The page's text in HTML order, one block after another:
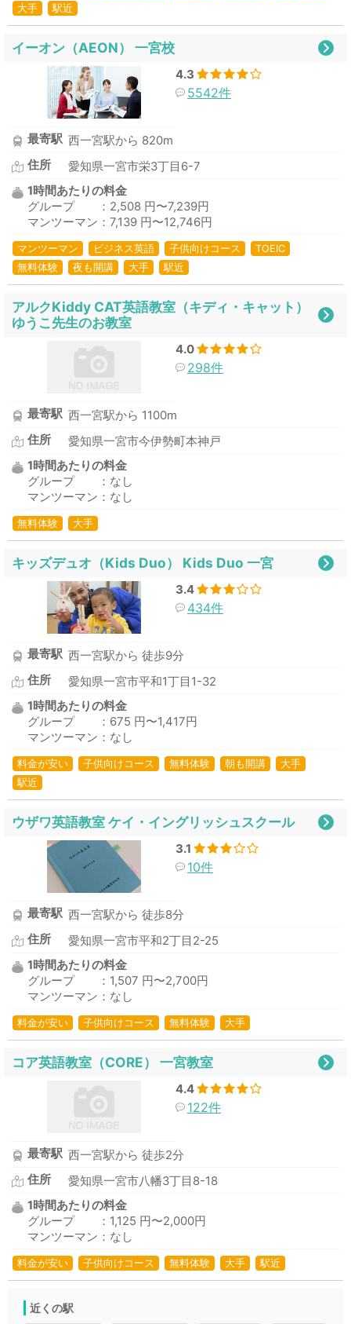
大手
駅近
イーオン（AEON） 一宮校
4.3
5542件
最寄駅 西一宮駅から 820m
住所
愛知県一宮市栄3丁目6-7
1時間あたりの料金
グループ ：2,508 円〜7,239円
マンツーマン：7,139 円〜12,746円
マンツーマン ビジネス英語 子供向けコース
TOEIC
無料体験
夜も開講 大手 駅近
アルクKiddy CAT英語教室（キディ・キャット）
ゆうこ先生のお教室
4.0
298件
最寄駅 西一宮駅から 1100m
住所
愛知県一宮市今伊勢町本神戸
1時間あたりの料金
グループ ：なし
マンツーマン：なし
無料体験 大手
キッズデュオ（Kids Duo） Kids Duo 一宮
3.4
434件
最寄駅 西一宮駅から 徒歩9分
住所
愛知県一宮市平和1丁目1-32
1時間あたりの料金
グループ ：675 円〜1,417円
マンツーマン：なし
料金が安い 子供向けコース 無料体験 朝も開講
大手
駅近
ウザワ英語教室 ケイ・イングリッシュスクール
3.1
10件
最寄駅 西一宮駅から 徒歩8分
住所
愛知県一宮市平和2丁目2-25
1時間あたりの料金
グループ ：1,507 円〜2,700円
マンツーマン：なし
料金が安い 子供向けコース 無料体験 大手
コア英語教室（CORE） 一宮教室
4.4
122件
最寄駅 西一宮駅から 徒歩2分
住所
愛知県一宮市八幡3丁目8-18
1時間あたりの料金
グループ ：1,125 円〜2,000円
マンツーマン：なし
料金が安い 子供向けコース 無料体験 大手 駅近
近くの駅